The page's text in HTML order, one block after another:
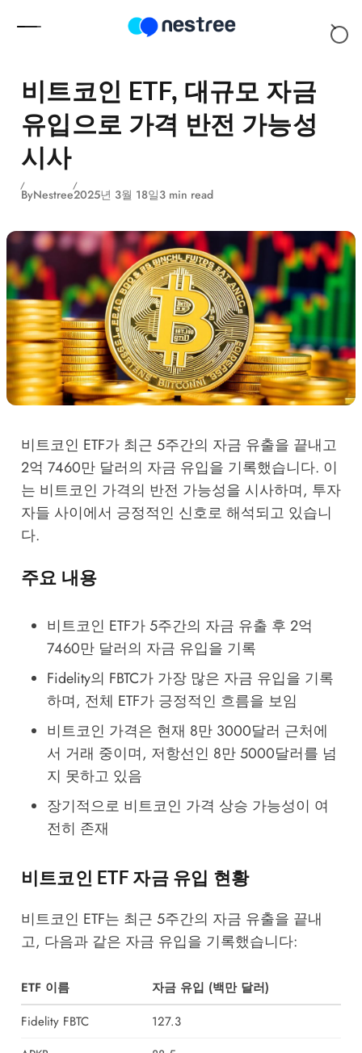
비트코인 ETF, 대규모 자금
유입으로 가격 반전 가능성
시사
ByNestree2025년 3월 18일3 min read
비트코인 ETF가 최근 5주간의 자금 유출을 끝내고
2억 7460만 달러의 자금 유입을 기록했습니다. 이
는 비트코인 가격의 반전 가능성을 시사하며, 투자
자들 사이에서 긍정적인 신호로 해석되고 있습니
다.
주요 내용
비트코인 ETF가 5주간의 자금 유출 후 2억
7460만 달러의 자금 유입을 기록
Fidelity의 FBTC가 가장 많은 자금 유입을 기록
하며, 전체 ETF가 긍정적인 흐름을 보임
비트코인 가격은 현재 8만 3000달러 근처에
서 거래 중이며, 저항선인 8만 5000달러를 넘
지 못하고 있음
장기적으로 비트코인 가격 상승 가능성이 여
전히 존재
비트코인 ETF 자금 유입 현황
비트코인 ETF는 최근 5주간의 자금 유출을 끝내
고, 다음과 같은 자금 유입을 기록했습니다:
ETF 이름
자금 유입 (백만 달러)
Fidelity FBTC
127.3